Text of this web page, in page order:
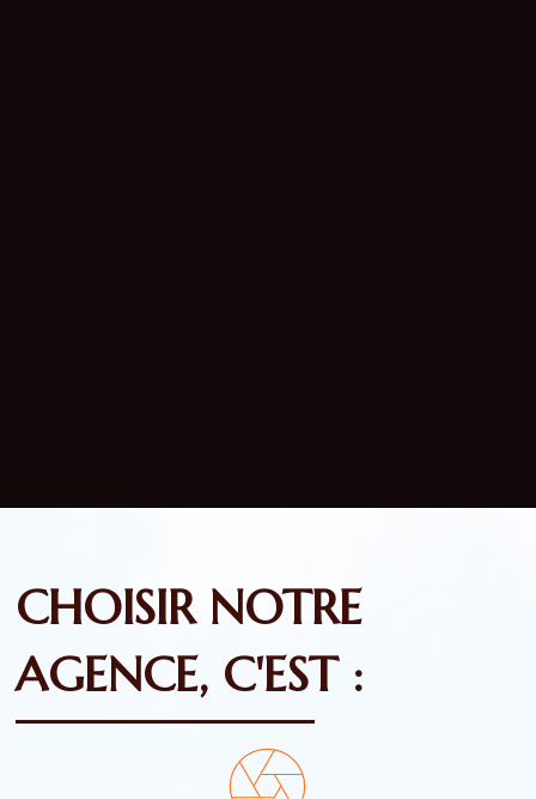
CHOISIR NOTRE
AGENCE, C'EST :